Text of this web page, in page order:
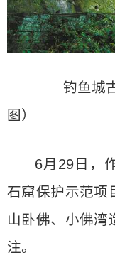
钓鱼城古
图）
6月29日，
石窟保护示范项
山卧佛、小佛湾
注。